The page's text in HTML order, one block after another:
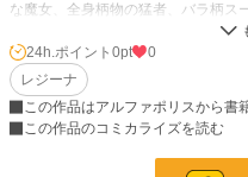
な魔女、全身柄物の猛者、バラ柄ス
年……。そこで梨世がコスプレ技術
変身！ おまけにその衣装は、見た
――？ 異色すぎる異世界改革ファ
勇者軍!?
24h.ポイント 0pt
0
レジーナ
この作品はアルファポリスから書
この作品のコミカライズを読む